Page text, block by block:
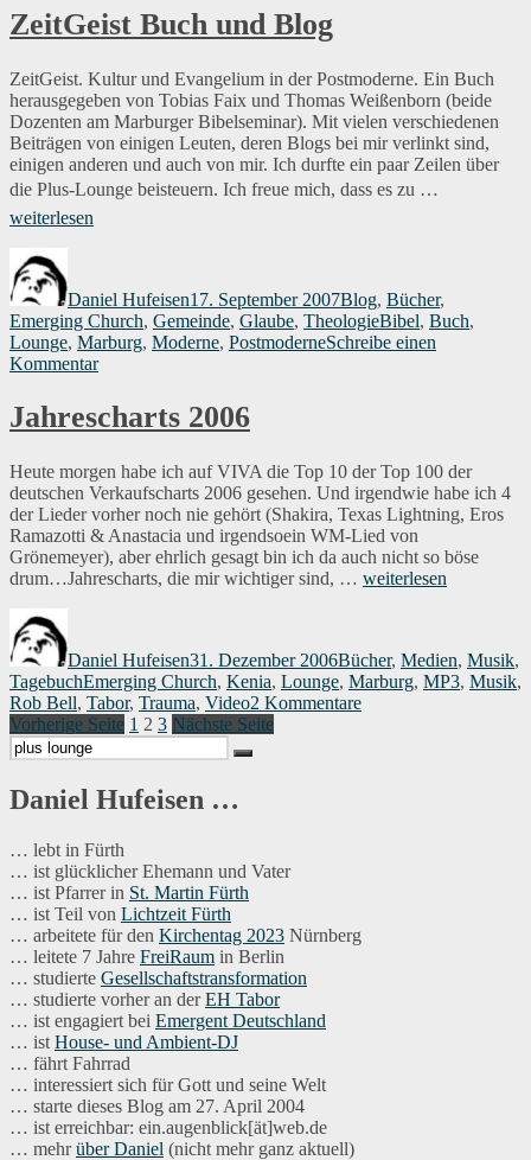
Festival
ZeitGeist Buch und Blog
ZeitGeist. Kultur und Evangelium in der Postmoderne. Ein Buch
herausgegeben von Tobias Faix und Thomas Weißenborn (beide
Dozenten am Marburger Bibelseminar). Mit vielen verschiedenen
Beiträgen von einigen Leuten, deren Blogs bei mir verlinkt sind,
einigen anderen und auch von mir. Ich durfte ein paar Zeilen über
die Plus-Lounge beisteuern. Ich freue mich, dass es zu …
weiterlesen
Daniel Hufeisen17. September 2007Blog, Bücher,
Emerging Church, Gemeinde, Glaube, TheologieSchlagwörter
Bibel, Buch,
Lounge, Marburg, Moderne, PostmoderneSchreibe einen
Kommentarzu
Buch
und
Jahrescharts 2006
Heute morgen habe ich auf VIVA die Top 10 der Top 100 der
deutschen Verkaufscharts 2006 gesehen. Und irgendwie habe ich 4
der Lieder vorher noch nie gehört (Shakira, Texas Lightning, Eros
Ramazotti & Anastacia und irgendsoein WM-Lied von
Grönemeyer), aber ehrlich gesagt bin ich da auch nicht so böse
drum…Jahrescharts, die mir wichtiger sind, … „Jahrescharts
weiterlesen
Daniel Hufeisen31. Dezember 2006Bücher, Medien, Musik,
TagebuchSchlagwörter
Emerging Church, Kenia, Lounge, Marburg, MP3, Musik,
Rob Bell, Tabor, Trauma, Video2 Kommentarezu
Seitennummerierung
der
Beiträge
Vorherige Seite Seite
1 Seite
2 Seite
3 Nächste Seite
Suchen
nach:
Suchen
Daniel Hufeisen …
… lebt in Fürth
… ist glücklicher Ehemann und Vater
… ist Pfarrer in St. Martin Fürth
… ist Teil von Lichtzeit Fürth
… arbeitete für den Kirchentag 2023 Nürnberg
… leitete 7 Jahre FreiRaum in Berlin
… studierte Gesellschaftstransformation
… studierte vorher an derEH Tabor
… ist engagiert bei Emergent Deutschland
… ist House- und Ambient-DJ
… fährt Fahrrad
… interessiert sich für Gott und seine Welt
… starte dieses Blog am 27. April 2004
… ist erreichbar: ein.augenblick[ät]web.de
… mehrüber Daniel (nicht mehr ganz aktuell)